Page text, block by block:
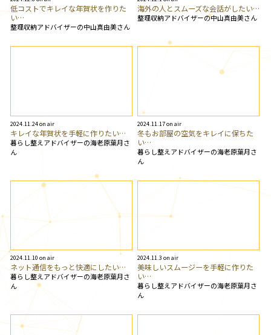
低コストでキレイな年賀状を作りた
い…
整理収納アドバイザーの中山真由美さん
海外の人とスムーズな会話がしたい…
整理収納アドバイザーの中山真由美さん
2024.11.24 on air
キレイな年賀状を手軽に作りたい…
暮らし整えアドバイザーの海老原葉月さ
ん
2024.11.17 on air
冬もお部屋の空気をキレイに保ちた
い…
暮らし整えアドバイザーの海老原葉月さ
ん
2024.11.10 on air
ネット通信をもっと快適にしたい…
暮らし整えアドバイザーの海老原葉月さ
ん
2024.11.3 on air
美味しいスムージーを手軽に作りた
い…
暮らし整えアドバイザーの海老原葉月さ
ん